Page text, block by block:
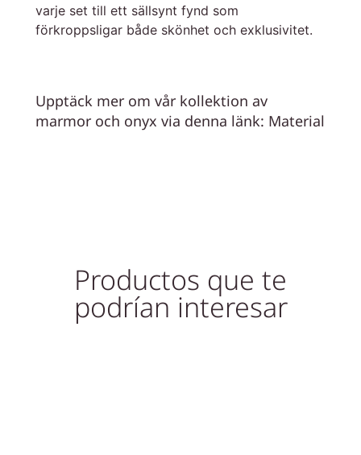
varje set till ett sällsynt fynd som
förkroppsligar både skönhet och exklusivitet.
Upptäck mer om vår kollektion av
marmor och onyx via denna länk: Material
Productos que te
podrían interesar